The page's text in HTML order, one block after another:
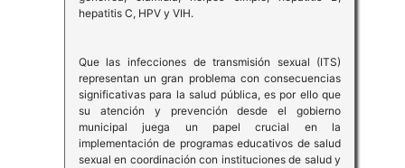
hepatitis C, HPV y VIH.
Que las infecciones de transmisión sexual (ITS)
representan un gran problema con consecuencias
significativas para la salud pública, es por ello que
su atención y prevención desde el gobierno
municipal juega un papel crucial en la
implementación de programas educativos de salud
sexual en coordinación con instituciones de salud y